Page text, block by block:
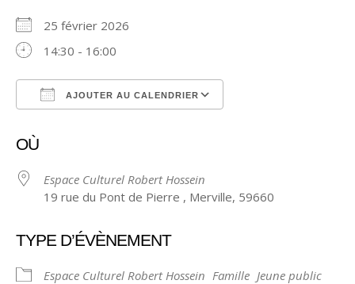
25 février 2026
14:30 - 16:00
AJOUTER AU CALENDRIER
OÙ
Espace Culturel Robert Hossein
19 rue du Pont de Pierre , Merville, 59660
TYPE D’ÉVÈNEMENT
Espace Culturel Robert Hossein Famille Jeune public